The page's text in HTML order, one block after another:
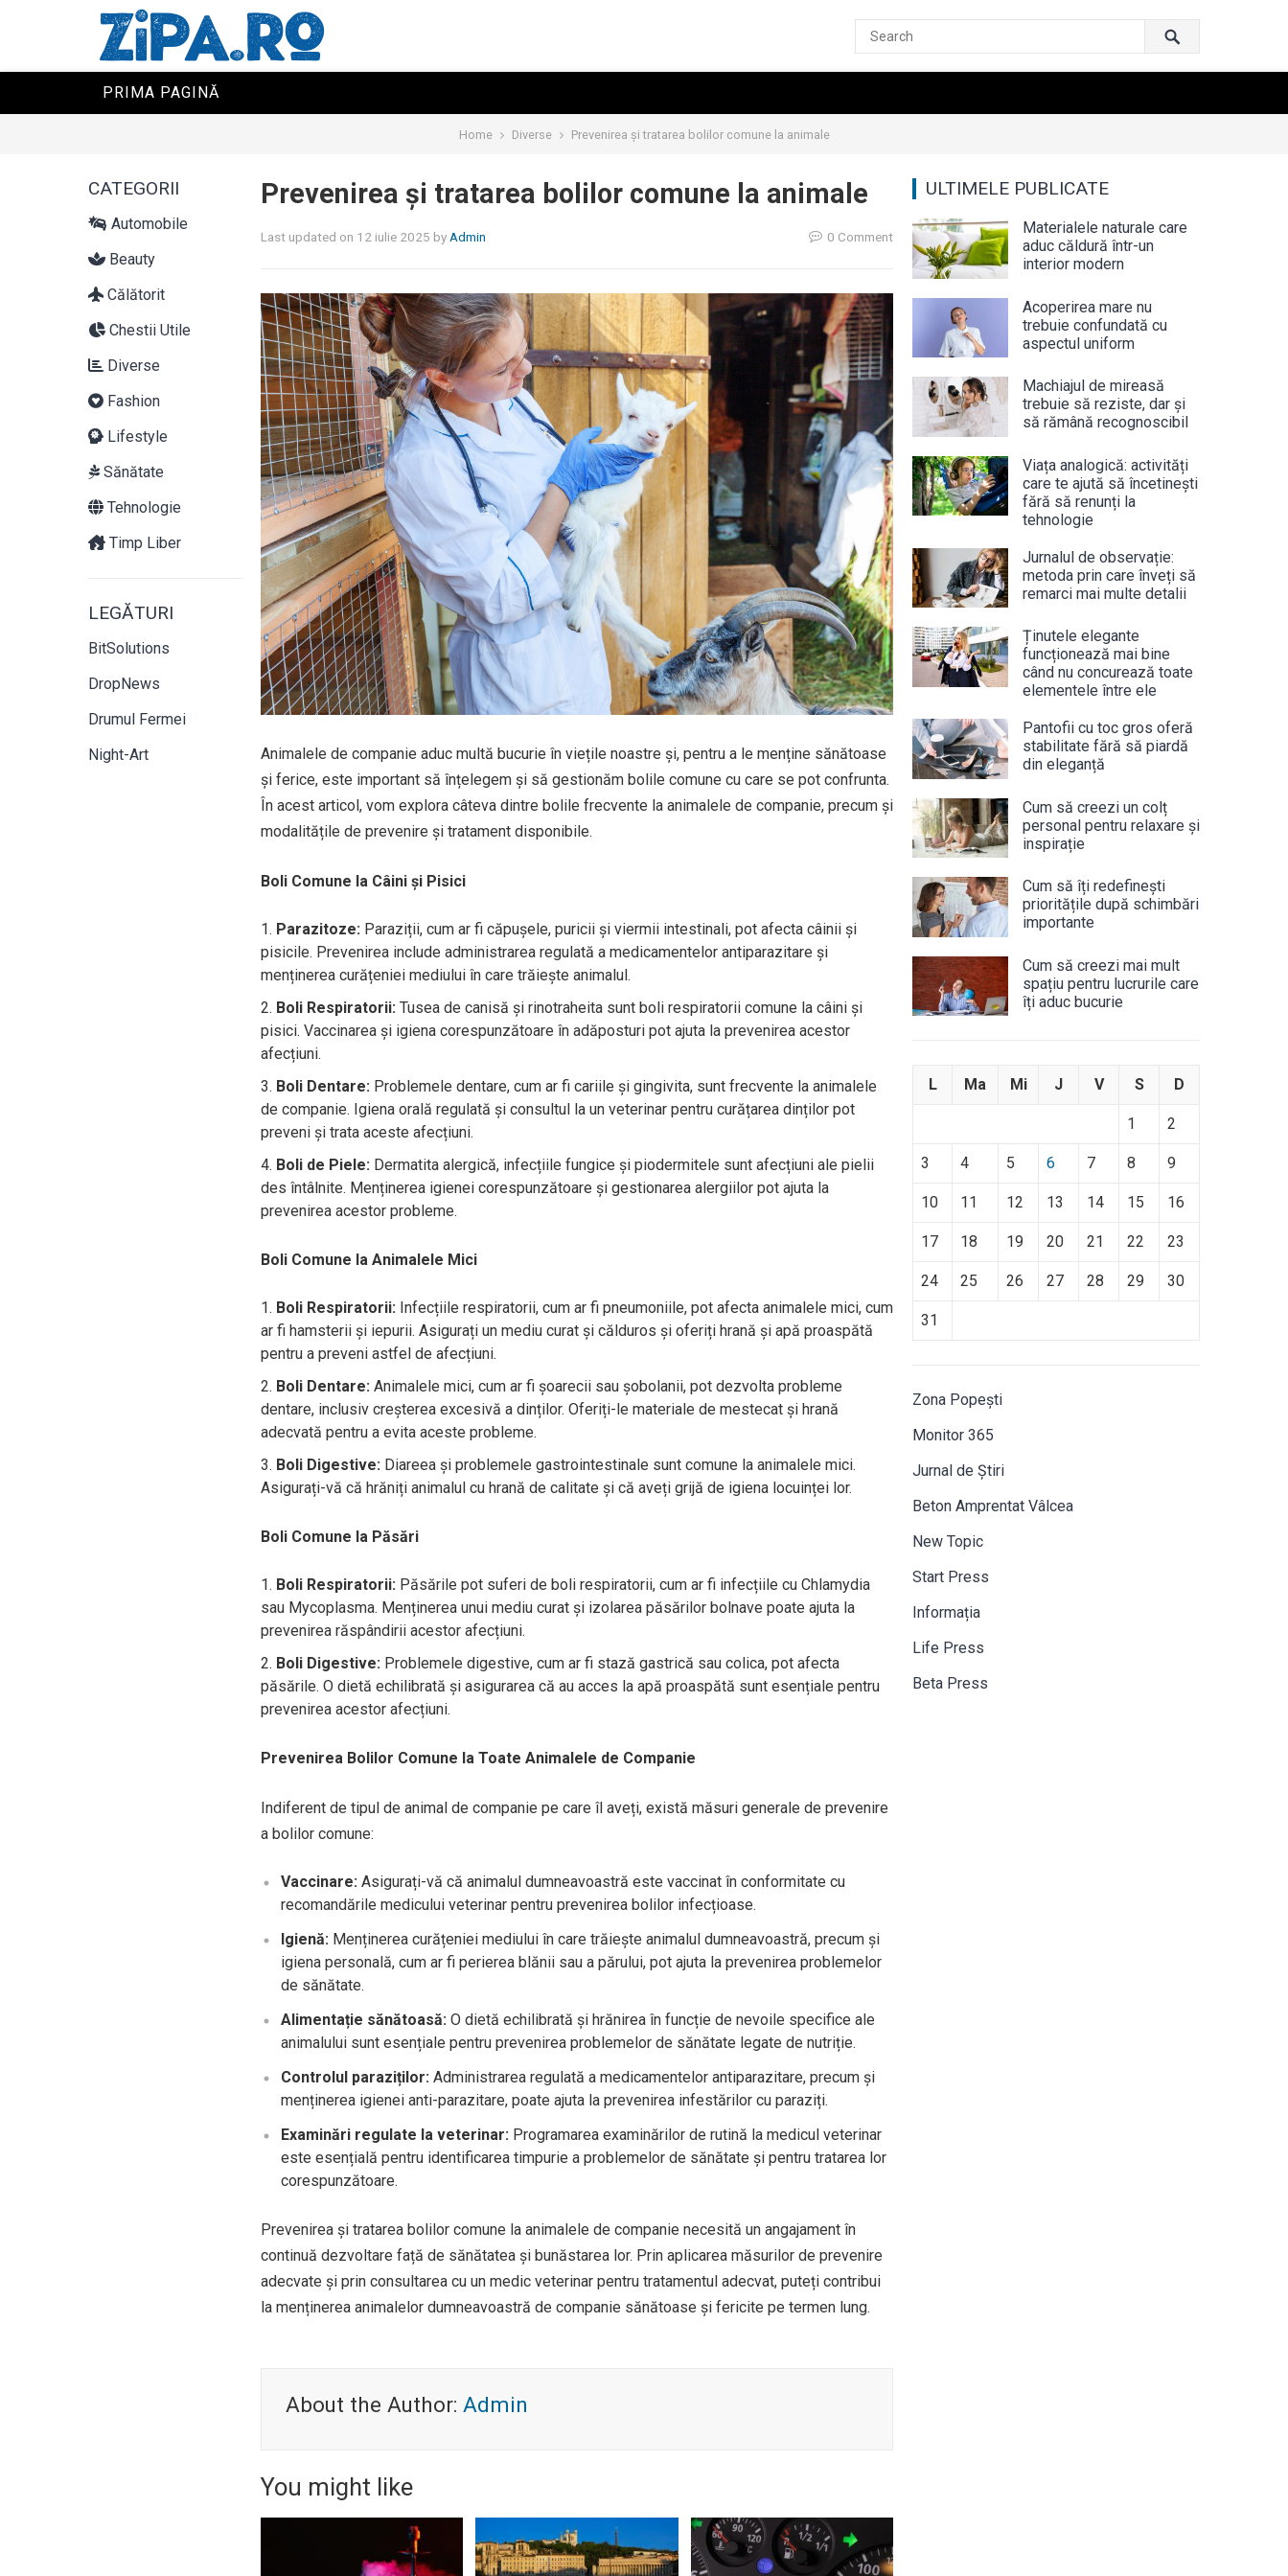
PRIMA PAGINĂ
Home Diverse Prevenirea și tratarea bolilor comune la animale
CATEGORII
Automobile
Beauty
Călătorit
Chestii Utile
Diverse
Fashion
Lifestyle
Sănătate
Tehnologie
Timp Liber
LEGĂTURI
BitSolutions
DropNews
Drumul Fermei
Night-Art
Prevenirea și tratarea bolilor comune la animale
Last updated on 12 iulie 2025 by Admin 0 Comment
Animalele de companie aduc multă bucurie în viețile noastre și, pentru a le menține sănătoase
și ferice, este important să înțelegem și să gestionăm bolile comune cu care se pot confrunta.
În acest articol, vom explora câteva dintre bolile frecvente la animalele de companie, precum și
modalitățile de prevenire și tratament disponibile.
Boli Comune la Câini și Pisici
Parazitoze: Paraziții, cum ar fi căpușele, puricii și viermii intestinali, pot afecta câinii și
pisicile. Prevenirea include administrarea regulată a medicamentelor antiparazitare și
menținerea curățeniei mediului în care trăiește animalul.
Boli Respiratorii: Tusea de canisă și rinotraheita sunt boli respiratorii comune la câini și
pisici. Vaccinarea și igiena corespunzătoare în adăposturi pot ajuta la prevenirea acestor
afecțiuni.
Boli Dentare: Problemele dentare, cum ar fi cariile și gingivita, sunt frecvente la animalele
de companie. Igiena orală regulată și consultul la un veterinar pentru curățarea dinților pot
preveni și trata aceste afecțiuni.
Boli de Piele: Dermatita alergică, infecțiile fungice și piodermitele sunt afecțiuni ale pielii
des întâlnite. Menținerea igienei corespunzătoare și gestionarea alergiilor pot ajuta la
prevenirea acestor probleme.
Boli Comune la Animalele Mici
Boli Respiratorii: Infecțiile respiratorii, cum ar fi pneumoniile, pot afecta animalele mici, cum
ar fi hamsterii și iepurii. Asigurați un mediu curat și călduros și oferiți hrană și apă proaspătă
pentru a preveni astfel de afecțiuni.
Boli Dentare: Animalele mici, cum ar fi șoarecii sau șobolanii, pot dezvolta probleme
dentare, inclusiv creșterea excesivă a dinților. Oferiți-le materiale de mestecat și hrană
adecvată pentru a evita aceste probleme.
Boli Digestive: Diareea și problemele gastrointestinale sunt comune la animalele mici.
Asigurați-vă că hrăniți animalul cu hrană de calitate și că aveți grijă de igiena locuinței lor.
Boli Comune la Păsări
Boli Respiratorii: Păsările pot suferi de boli respiratorii, cum ar fi infecțiile cu Chlamydia
sau Mycoplasma. Menținerea unui mediu curat și izolarea păsărilor bolnave poate ajuta la
prevenirea răspândirii acestor afecțiuni.
Boli Digestive: Problemele digestive, cum ar fi stază gastrică sau colica, pot afecta
păsările. O dietă echilibrată și asigurarea că au acces la apă proaspătă sunt esențiale pentru
prevenirea acestor afecțiuni.
Prevenirea Bolilor Comune la Toate Animalele de Companie
Indiferent de tipul de animal de companie pe care îl aveți, există măsuri generale de prevenire
a bolilor comune:
Vaccinare: Asigurați-vă că animalul dumneavoastră este vaccinat în conformitate cu
recomandările medicului veterinar pentru prevenirea bolilor infecțioase.
Igienă: Menținerea curățeniei mediului în care trăiește animalul dumneavoastră, precum și
igiena personală, cum ar fi perierea blănii sau a părului, pot ajuta la prevenirea problemelor
de sănătate.
Alimentație sănătoasă: O dietă echilibrată și hrănirea în funcție de nevoile specifice ale
animalului sunt esențiale pentru prevenirea problemelor de sănătate legate de nutriție.
Controlul paraziților: Administrarea regulată a medicamentelor antiparazitare, precum și
menținerea igienei anti-parazitare, poate ajuta la prevenirea infestărilor cu paraziți.
Examinări regulate la veterinar: Programarea examinărilor de rutină la medicul veterinar
este esențială pentru identificarea timpurie a problemelor de sănătate și pentru tratarea lor
corespunzătoare.
Prevenirea și tratarea bolilor comune la animalele de companie necesită un angajament în
continuă dezvoltare față de sănătatea și bunăstarea lor. Prin aplicarea măsurilor de prevenire
adecvate și prin consultarea cu un medic veterinar pentru tratamentul adecvat, puteți contribui
la menținerea animalelor dumneavoastră de companie sănătoase și fericite pe termen lung.
About the Author: Admin
You might like
ULTIMELE PUBLICATE
Materialele naturale care
aduc căldură într-un
interior modern
Acoperirea mare nu
trebuie confundată cu
aspectul uniform
Machiajul de mireasă
trebuie să reziste, dar și
să rămână recognoscibil
Viața analogică: activități
care te ajută să încetinești
fără să renunți la
tehnologie
Jurnalul de observație:
metoda prin care înveți să
remarci mai multe detalii
Ținutele elegante
funcționează mai bine
când nu concurează toate
elementele între ele
Pantofii cu toc gros oferă
stabilitate fără să piardă
din eleganță
Cum să creezi un colț
personal pentru relaxare și
inspirație
Cum să îți redefinești
prioritățile după schimbări
importante
Cum să creezi mai mult
spațiu pentru lucrurile care
îți aduc bucurie
L Ma Mi J V S D
1 2
3 4 5 6 7 8 9
10 11 12 13 14 15 16
17 18 19 20 21 22 23
24 25 26 27 28 29 30
31
Zona Popești
Monitor 365
Jurnal de Știri
Beton Amprentat Vâlcea
New Topic
Start Press
Informația
Life Press
Beta Press